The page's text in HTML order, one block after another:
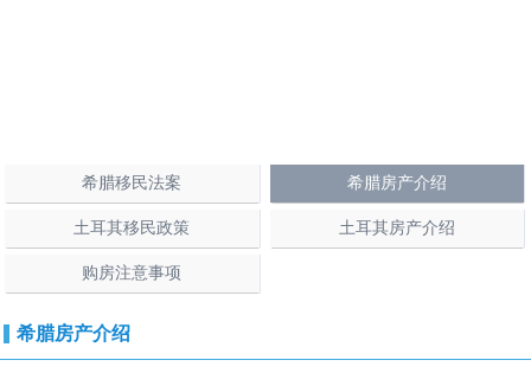
希腊移民法案 希腊房产介绍
土耳其移民政策 土耳其房产介绍
购房注意事项
希腊房产介绍